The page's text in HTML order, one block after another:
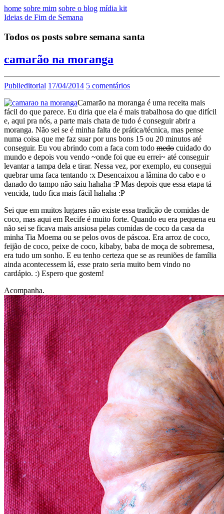
home sobre mim sobre o blog mídia kit
Ideias de Fim de Semana
Todos os posts sobre semana santa
camarão na moranga
Publieditorial 17/04/2014 5 comentários
Camarão na moranga é uma receita mais
fácil do que parece. Eu diria que ela é mais trabalhosa do que difícil
e, aqui pra nós, a parte mais chata de tudo é conseguir abrir a
moranga. Não sei se é minha falta de prática/técnica, mas pense
numa coisa que me faz suar por uns bons 15 ou 20 minutos até
conseguir. Eu vou abrindo com a faca com todo medo cuidado do
mundo e depois vou vendo ~onde foi que eu errei~ até conseguir
levantar a tampa dela e tirar. Nessa vez, por exemplo, eu consegui
quebrar uma faca tentando :x Desencaixou a lâmina do cabo e o
danado do tampo não saiu hahaha :P Mas depois que essa etapa tá
vencida, tudo fica mais fácil hahaha :P
Sei que em muitos lugares não existe essa tradição de comidas de
coco, mas aqui em Recife é muito forte. Quando eu era pequena eu
não sei se ficava mais ansiosa pelas comidas de coco da casa da
minha Tia Moema ou se pelos ovos de páscoa. Era arroz de coco,
feijão de coco, peixe de coco, kibaby, baba de moça de sobremesa,
era tudo um sonho. E eu tenho certeza que se as reuniões de família
ainda acontecessem lá, esse prato seria muito bem vindo no
cardápio. :) Espero que gostem!
Acompanha.